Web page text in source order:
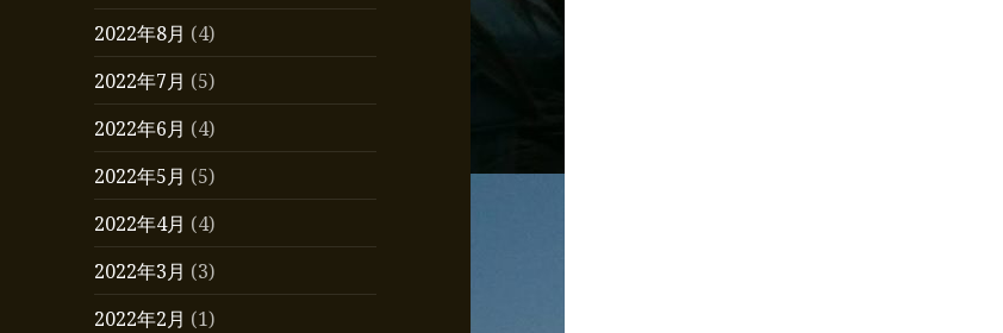
2022年8月 (4)
2022年7月 (5)
2022年6月 (4)
2022年5月 (5)
2022年4月 (4)
2022年3月 (3)
2022年2月 (1)